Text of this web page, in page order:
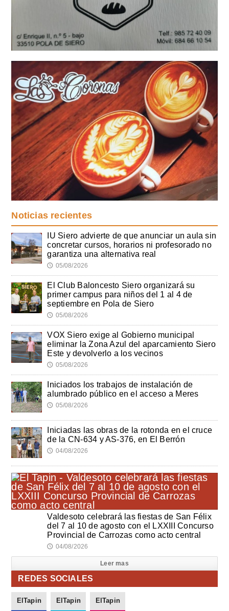
Noticias recientes
IU Siero advierte de que anunciar un aula sin
concretar cursos, horarios ni profesorado no
garantiza una alternativa real
🕔 05/08/2026
El Club Baloncesto Siero organizará su
primer campus para niños del 1 al 4 de
septiembre en Pola de Siero
🕔 05/08/2026
VOX Siero exige al Gobierno municipal
eliminar la Zona Azul del aparcamiento Siero
Este y devolverlo a los vecinos
🕔 05/08/2026
Iniciados los trabajos de instalación de
alumbrado público en el acceso a Meres
🕔 05/08/2026
Iniciadas las obras de la rotonda en el cruce
de la CN-634 y AS-376, en El Berrón
🕔 04/08/2026
Valdesoto celebrará las fiestas de San Félix
del 7 al 10 de agosto con el LXXIII Concurso
Provincial de Carrozas como acto central
🕔 04/08/2026
Leer mas
REDES SOCIALES
ElTapin ElTapin ElTapin